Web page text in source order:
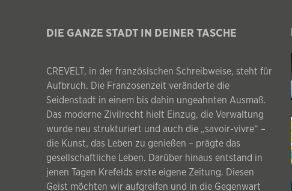
DIE GANZE STADT IN DEINER TASCHE
CREVELT, in der französischen Schreibweise, steht für
Aufbruch. Die Franzosenzeit veränderte die
Seidenstadt in einem bis dahin ungeahnten Ausmaß.
Das moderne Zivilrecht hielt Einzug, die Verwaltung
wurde neu strukturiert und auch die „savoir-vivre“ –
die Kunst, das Leben zu genießen – prägte das
gesellschaftliche Leben. Darüber hinaus entstand in
jenen Tagen Krefelds erste eigene Zeitung. Diesen
Geist möchten wir aufgreifen und in die Gegenwart